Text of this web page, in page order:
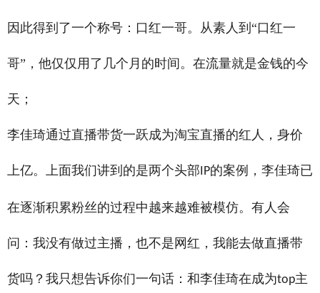
因此得到了一个称号：口红一哥。从素人到“口红一
哥”，他仅仅用了几个月的时间。在流量就是金钱的今
天；
李佳琦通过直播带货一跃成为淘宝直播的红人，身价
上亿。上面我们讲到的是两个头部IP的案例，李佳琦已
在逐渐积累粉丝的过程中越来越难被模仿。有人会
问：我没有做过主播，也不是网红，我能去做直播带
货吗？我只想告诉你们一句话：和李佳琦在成为top主